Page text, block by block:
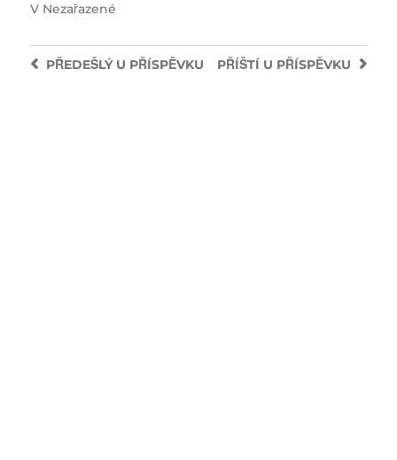
V Nezařazené
PŘÍŠTÍ U PŘÍSPĚVKU
PŘEDEŠLÝU PŘÍSPĚVKU